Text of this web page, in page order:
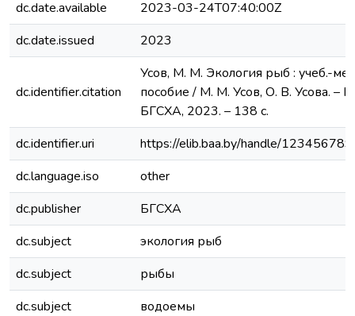
dc.date.available
2023-03-24T07:40:00Z
dc.date.issued
2023
dc.identifier.citation
Усов, М. М. Экология рыб : учеб.-
пособие / М. М. Усов, О. В. Усова. –
БГСХА, 2023. – 138 с.
dc.identifier.uri
https://elib.baa.by/handle/
dc.language.iso
other
dc.publisher
БГСХА
dc.subject
экология рыб
dc.subject
рыбы
dc.subject
водоемы